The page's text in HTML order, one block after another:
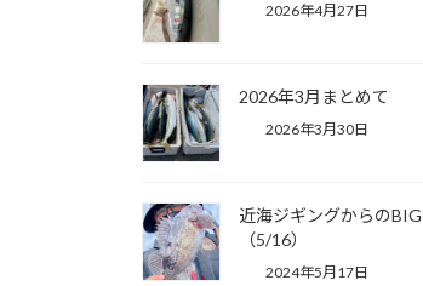
2026年4月27日
2026年3月まとめて
2026年3月30日
近海ジギングからの
（5/16）
2024年5月17日